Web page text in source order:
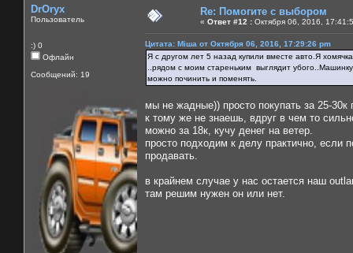
DrOryx
Пользователь
:) 0
Офлайн
Сообщений: 19
Re: Помогите с выбором
« Ответ #12 : Октября 06, 2016,
Цитата: Міша от Октября 06, 2016, 17:29:26 pm
Я с другом лет 5 назад купили вместе авто.Я
..рядом с моим стареньким выглядит
можно починить и поменять.
мы не жадные)) просто покупать за 25-
к тому же не знаешь, вдруг в чем то
можно за 18к, кучу денег на ветер.
просто подходим к делу практично, если
продавать.
в крайнем случае у нас остается наш
там решим нужен он или нет.